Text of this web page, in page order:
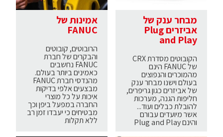
מבחר ענק של
אביזרים Plug
and Play
הקובוטים מסדרת CRX
של FANUC הינם
מהמוכרים והנפוצים
בעולם וישנו מבחר ענק
של אביזרים כגון גריפרים,
חליפות הגנה, מערכות
להובלת כבלים ועוד...
אשר מיועדים עבורם
והינם Plug and Play
אמינות של
FANUC
הרובוטים, קובוטים
והבקרים של חברת
FANUC נחשבים
כאמינים ביותר בעולם.
מהנדסי חברת FANUC
מבצעים אלפי בדיקות
איכות על כל מוצרי
החברה במפעל ביפן וכך
מבטיחים כי יעבדו זמן רב
ללא תקלות